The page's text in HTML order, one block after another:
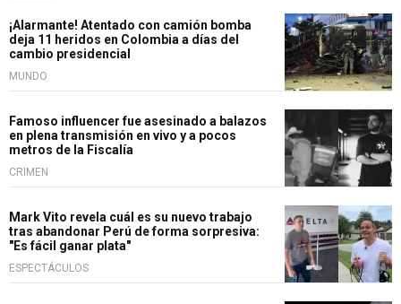
¡Alarmante! Atentado con camión bomba
deja 11 heridos en Colombia a días del
cambio presidencial
MUNDO
Famoso influencer fue asesinado a balazos
en plena transmisión en vivo y a pocos
metros de la Fiscalía
CRIMEN
Mark Vito revela cuál es su nuevo trabajo
tras abandonar Perú de forma sorpresiva:
"Es fácil ganar plata"
ESPECTÁCULOS